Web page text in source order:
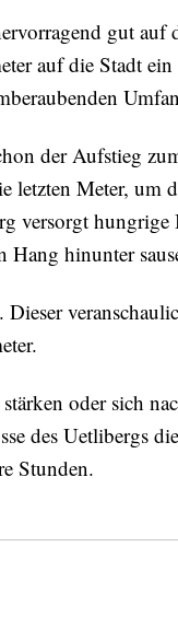
gut
auf die Stadt
der Aufstieg
letzten Meter, um
versorgt
hinunter
Dieser
oder sich
des Uetlibergs
Stunden.
schöne
und
habe ich
diese.